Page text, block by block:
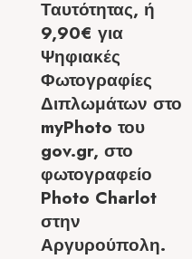
Ταυτότητας, ή
9,90€ για
Ψηφιακές
Φωτογραφίες
Διπλωμάτων στο
myPhoto του
gov.gr, στο
φωτογραφείο
Photo Charlot
στην
Αργυρούπολη.